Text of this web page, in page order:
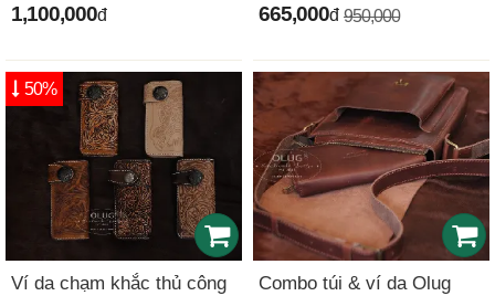
1,100,000đ 665,000đ 950,000
Ví da chạm khắc thủ công
50%
Combo túi & ví da Olug